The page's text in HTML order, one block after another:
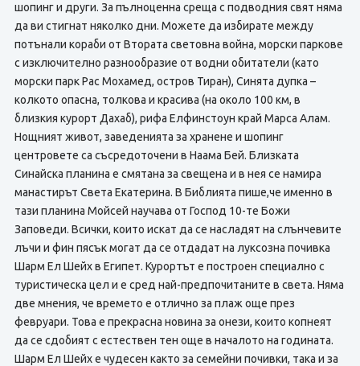
шопинг и други. За пълноценна среща с подводния свят няма
да ви стигнат няколко дни. Можете да избирате между
потънали кораби от Втората световна война, морски паркове
с изключително разнообразие от водни обитатели (като
морски парк Рас Мохамед, остров Тиран), Синята дупка –
колкото опасна, толкова и красива (на около 100 км, в
близкия курорт Дахаб), рифа Елфинстоун край Марса Алам.
Нощният живот, заведенията за хранене и шопинг
центровете са съсредоточени в Наама Бей. Близката
Синайска планина е смятана за свещена и в нея се намира
манастирът Света Екатерина. В Библията пише,че именно в
тази планина Мойсей научава от Господ 10-те Божи
Заповеди. Всички, които искат да се насладят на слънчевите
лъчи и фин пясък могат да се отдадат на луксозна почивка
Шарм Ел Шейх в Египет. Курортът е построен специално с
туристическа цел и е сред най-предпочитаните в света. Няма
две мнения, че времето е отлично за плаж още през
февруари. Това е прекрасна новина за онези, които копнеят
да се сдобият с естествен тен още в началото на годината.
Шарм Ел Шейх е чудесен както за семейни почивки, така и за